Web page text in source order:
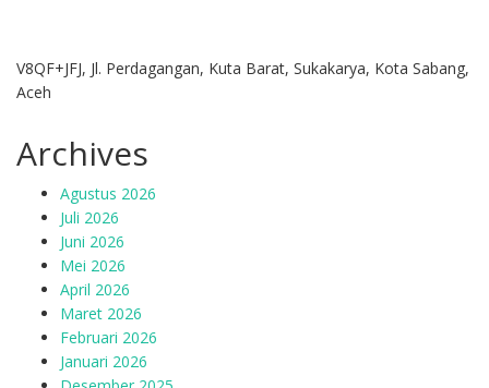
V8QF+JFJ, Jl. Perdagangan, Kuta Barat, Sukakarya, Kota Sabang,
Aceh
Archives
Agustus 2026
Juli 2026
Juni 2026
Mei 2026
April 2026
Maret 2026
Februari 2026
Januari 2026